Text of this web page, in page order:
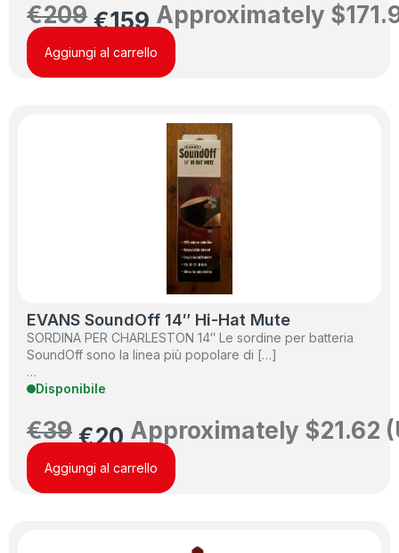
€209 €159 Approximately $
Aggiungi al carrello
EVANS SoundOff 14″ Hi-Hat Mute
SORDINA PER CHARLESTON 14″ Le sordine per batteria
SoundOff sono la linea più popolare di […]
…
Disponibile
€39 €20 Approximately $21.62
Aggiungi al carrello